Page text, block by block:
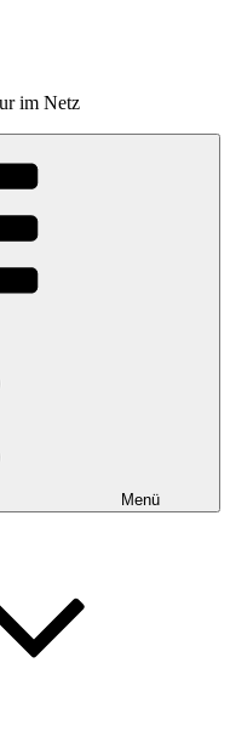
im Netz
Menü